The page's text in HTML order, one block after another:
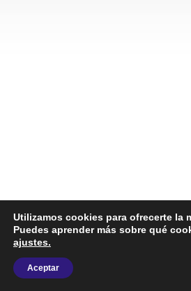
Utilizamos cookies para ofrecerte la
Puedes aprender más sobre qué
ajustes.
Aceptar